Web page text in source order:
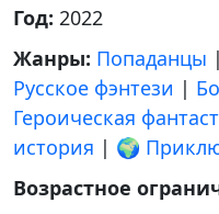
Год: 2022
Жанры: Попаданцы |
Русское фэнтези |
Героическая
история | 🌍
Возрастное